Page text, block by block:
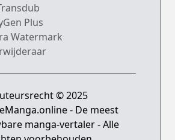
Plus
Watermark
© 2025
- De meest
manga-vertaler - Alle